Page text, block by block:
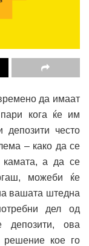
да имаат
кога ќе им
депозити често
– како да се
камата, а да се
можеби ќе
вашата штедна
дел од
депозити, ова
решение кое го